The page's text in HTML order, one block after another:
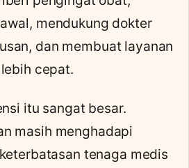
mendukung dokter
dan membuat layanan
cepat.
itu sangat besar.
masih menghadapi
tenaga medis